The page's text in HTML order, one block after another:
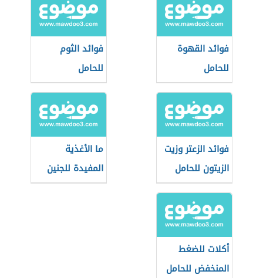
فوائد القهوة
للحامل
فوائد الثوم
للحامل
فوائد الزعتر وزيت
الزيتون للحامل
ما الأغذية
المفيدة للجنين
أكلات للضغط
المنخفض للحامل